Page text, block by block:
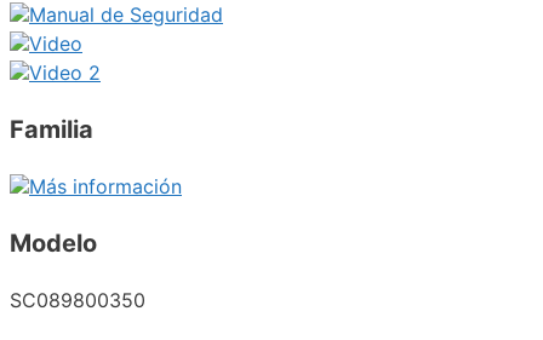
Manual de Seguridad
Video
Video 2
Familia
Más información
Modelo
SC089800350